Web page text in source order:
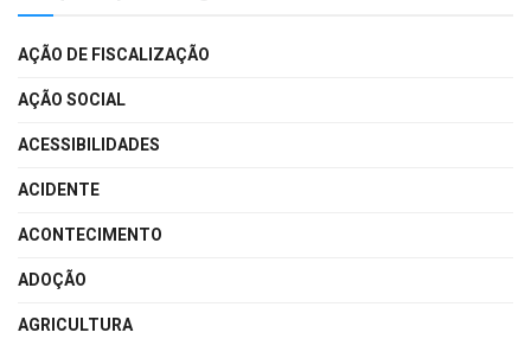
AÇÃO DE FISCALIZAÇÃO
AÇÃO SOCIAL
ACESSIBILIDADES
ACIDENTE
ACONTECIMENTO
ADOÇÃO
AGRICULTURA